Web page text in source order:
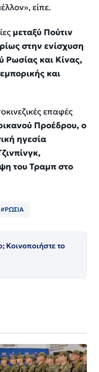
είπε.
μεταξύ Πούτιν
στην ενίσχυση
Ρωσίας και Κίνας,
και
επαφές
Προέδρου, ο
ηγεσία
του Τραμπ στο
#ΡΩΣΙΑ
Κοινοποιήστε το